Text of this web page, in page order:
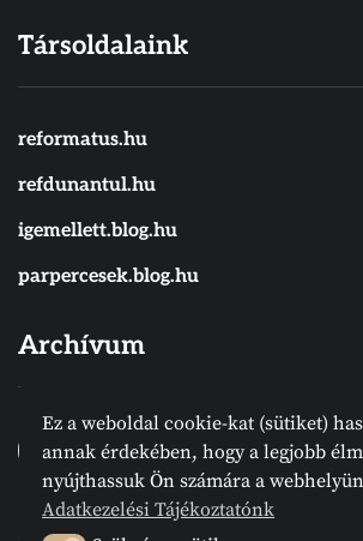
Társoldalaink
reformatus.hu
refdunantul.hu
igemellett.blog.hu
parpercesek.blog.hu
Archívum
Archívum
Hónap kijelölése
Archívum
Ez a weboldal cookie-kat (sütiket)
annak érdekében, hogy a legjobb
nyújthassuk Ön számára a
Adatkezelési Tájékoztatónk